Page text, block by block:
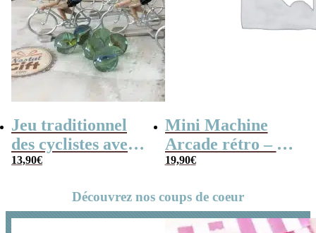
Jeu traditionnel
des cyclistes avec
billes – billes et
13,90€
Mini Machine
Arcade rétro – 26
jeux et 99 niveaux
19,90€
Découvrez nos coups de coeur